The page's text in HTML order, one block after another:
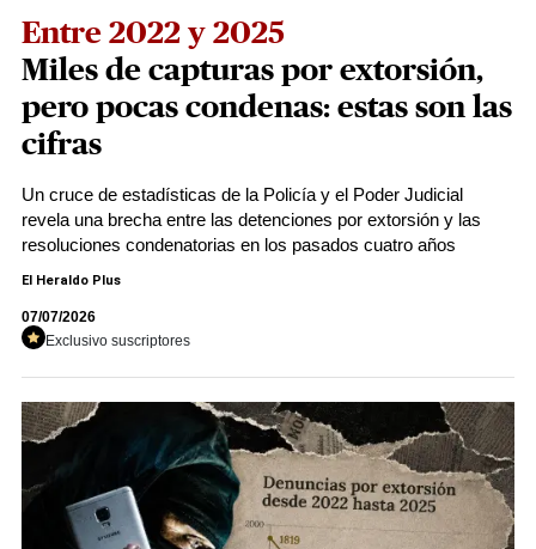
Entre 2022 y 2025
Miles de capturas por extorsión,
pero pocas condenas: estas son las
cifras
Un cruce de estadísticas de la Policía y el Poder Judicial
revela una brecha entre las detenciones por extorsión y las
resoluciones condenatorias en los pasados cuatro años
El Heraldo Plus
07/07/2026
Exclusivo suscriptores